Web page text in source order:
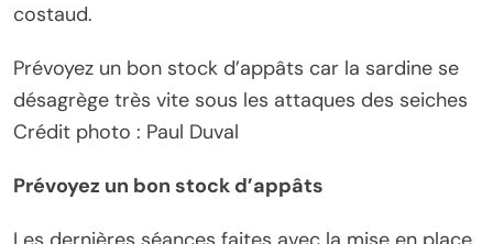
costaud.
Prévoyez un bon stock d’appâts car la sardine se
désagrège très vite sous les attaques des seiches
Crédit photo : Paul Duval
Prévoyez un bon stock d’appâts